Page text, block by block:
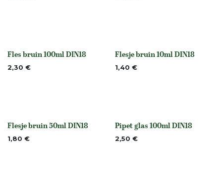
None
Fles bruin 100ml DIN18
2,30 € None
Flesje bruin 10ml DIN18
1,40 €
None
Flesje bruin 50ml DIN18
1,80 € None
Pipet glas 100ml DIN18
2,50 €